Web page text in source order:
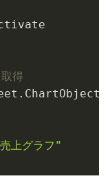
得
上グラフ"